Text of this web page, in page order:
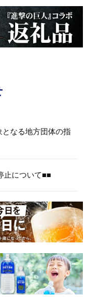
となる地方団体の指
止について■■